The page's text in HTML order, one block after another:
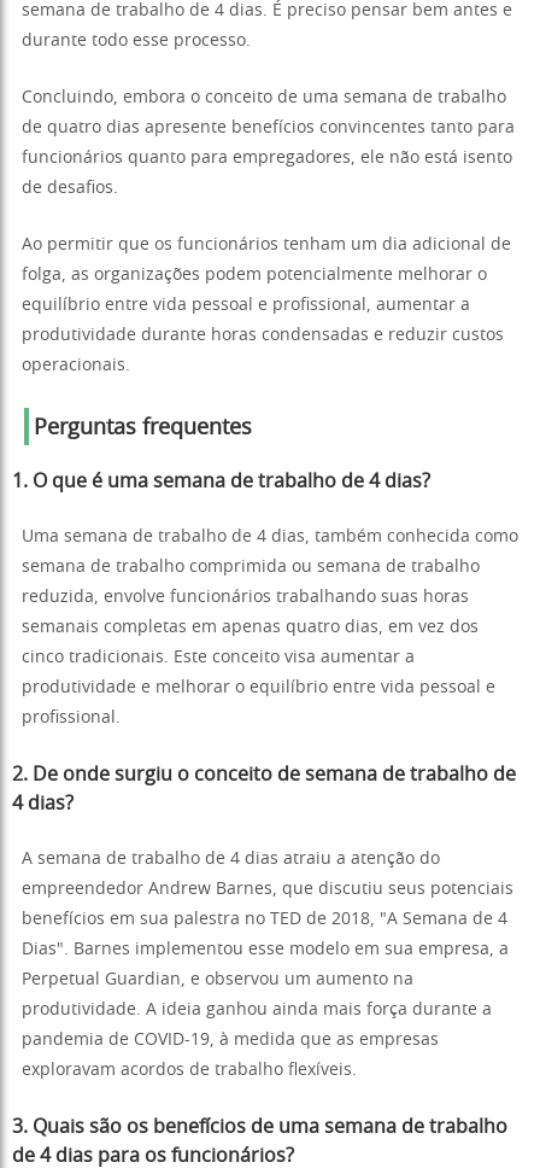
semana de trabalho de 4 dias. É preciso pensar bem antes e
durante todo esse processo.
Concluindo, embora o conceito de uma semana de trabalho
de quatro dias apresente benefícios convincentes tanto para
funcionários quanto para empregadores, ele não está isento
de desafios.
Ao permitir que os funcionários tenham um dia adicional de
folga, as organizações podem potencialmente melhorar o
equilíbrio entre vida pessoal e profissional, aumentar a
produtividade durante horas condensadas e reduzir custos
operacionais.
Perguntas frequentes
1. O que é uma semana de trabalho de 4 dias?
Uma semana de trabalho de 4 dias, também conhecida como
semana de trabalho comprimida ou semana de trabalho
reduzida, envolve funcionários trabalhando suas horas
semanais completas em apenas quatro dias, em vez dos
cinco tradicionais. Este conceito visa aumentar a
produtividade e melhorar o equilíbrio entre vida pessoal e
profissional.
2. De onde surgiu o conceito de semana de trabalho de
4 dias?
A semana de trabalho de 4 dias atraiu a atenção do
empreendedor Andrew Barnes, que discutiu seus potenciais
benefícios em sua palestra no TED de 2018, "A Semana de 4
Dias". Barnes implementou esse modelo em sua empresa, a
Perpetual Guardian, e observou um aumento na
produtividade. A ideia ganhou ainda mais força durante a
pandemia de COVID-19, à medida que as empresas
exploravam acordos de trabalho flexíveis.
3. Quais são os benefícios de uma semana de trabalho
de 4 dias para os funcionários?